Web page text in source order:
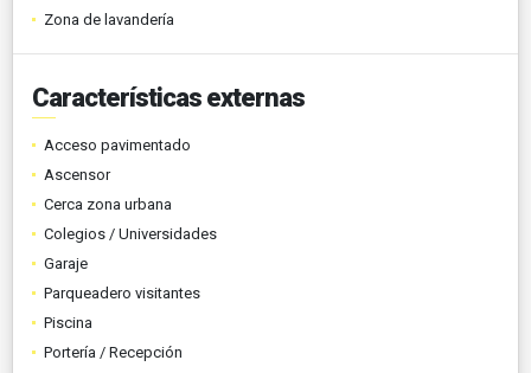
Zona de lavandería
Características externas
Acceso pavimentado
Ascensor
Cerca zona urbana
Colegios / Universidades
Garaje
Parqueadero visitantes
Piscina
Portería / Recepción